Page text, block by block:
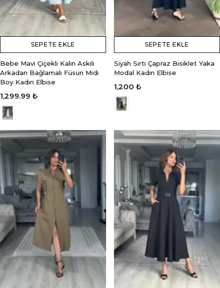
SEPETE EKLE
Bebe Mavi Çiçekli Kalın Askılı
Arkadan Bağlamalı Füsun Midi
Boy Kadın Elbise
1,299.99 ₺
SEPETE EKLE
Siyah Sırtı Çapraz Bisiklet Yaka
Modal Kadın Elbise
1,200 ₺